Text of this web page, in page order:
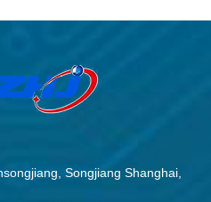
Songjiang Shanghai,